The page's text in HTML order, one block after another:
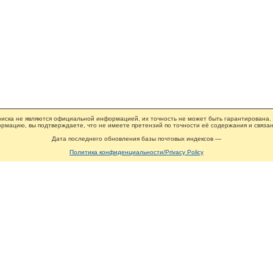
не являются официальной информацией, их точность не может быть гарантирована.
вы подтверждаете, что не имеете претензий по точности её содержания и
Дата последнего обновления базы почтовых индексов —
Политика конфиденциальности/Privacy Policy